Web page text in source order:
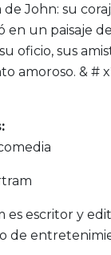
de John: su
en un paisaje
oficio, sus
amoroso. & #
es escritor y
de